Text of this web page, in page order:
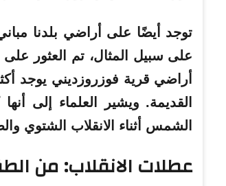
توجد أيضًا على أراضي بلدنا
على سبيل المثال، تم العثور
أراضي قرية فوزروزديني يوجد أكثر من 20
القديمة. ويشير العلماء إلى
الشمس أثناء الانقلاب الشتوي
عطلات الانقلاب: من